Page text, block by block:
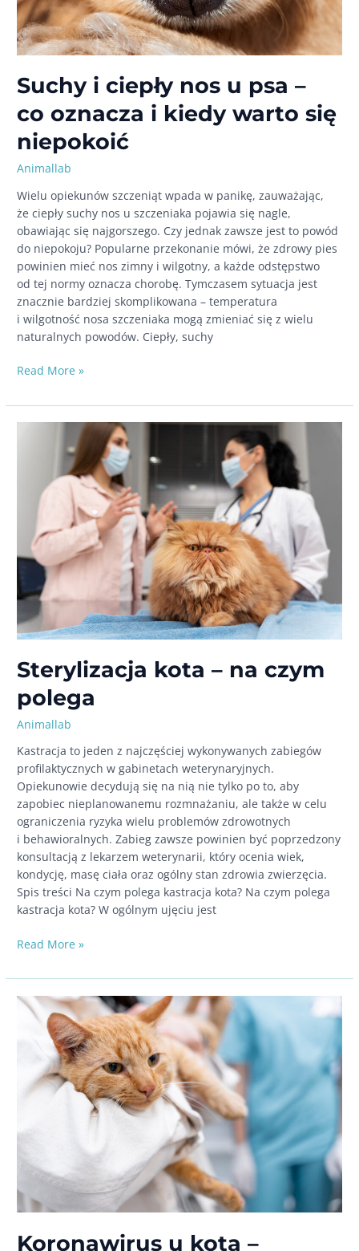
Suchy i ciepły nos u psa –
co oznacza i kiedy warto się
niepokoić
Animallab
Wielu opiekunów szczeniąt wpada w panikę, zauważając,
że ciepły suchy nos u szczeniaka pojawia się nagle,
obawiając się najgorszego. Czy jednak zawsze jest to powód
do niepokoju? Popularne przekonanie mówi, że zdrowy pies
powinien mieć nos zimny i wilgotny, a każde odstępstwo
od tej normy oznacza chorobę. Tymczasem sytuacja jest
znacznie bardziej skomplikowana – temperatura
i wilgotność nosa szczeniaka mogą zmieniać się z wielu
naturalnych powodów. Ciepły, suchy
Suchy
nos
u psa
co oznacza
warto
niepokoić
Read More »
Sterylizacja kota – na czym
polega
Animallab
Kastracja to jeden z najczęściej wykonywanych zabiegów
profilaktycznych w gabinetach weterynaryjnych.
Opiekunowie decydują się na nią nie tylko po to, aby
zapobiec nieplanowanemu rozmnażaniu, ale także w celu
ograniczenia ryzyka wielu problemów zdrowotnych
i behawioralnych. Zabieg zawsze powinien być poprzedzony
konsultacją z lekarzem weterynarii, który ocenia wiek,
kondycję, masę ciała oraz ogólny stan zdrowia zwierzęcia.
Spis treści Na czym polega kastracja kota? Na czym polega
kastracja kota? W ogólnym ujęciu jest
Sterylizacja
–
na czym
polega
Read More »
Koronawirus u kota –